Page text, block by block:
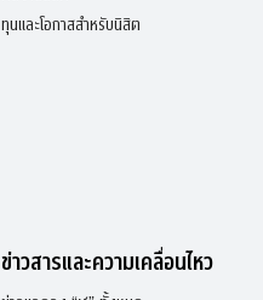
ทุนและโอกาสสำหรับนิสิต
ข่าวสารและความเคลื่อนไหว